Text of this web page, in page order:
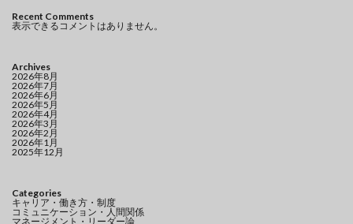
Recent Comments
表示できるコメントはありません。
Archives
2026年8月
2026年7月
2026年6月
2026年5月
2026年4月
2026年3月
2026年2月
2026年1月
2025年12月
Categories
キャリア・働き方・制度
コミュニケーション・人間関係
マネージメント・リーダー論